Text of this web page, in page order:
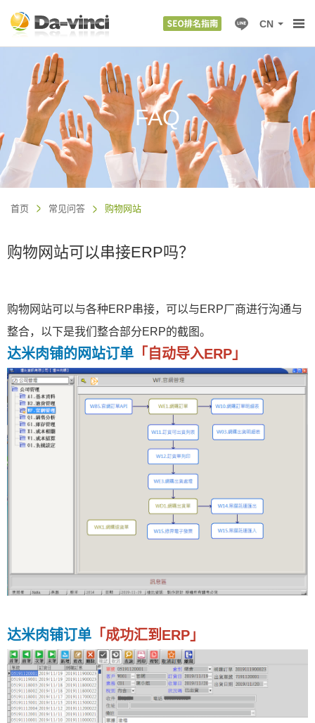
CN
FAQ
首页 常见问答 购物网站
购物网站可以串接ERP吗？
购物网站可以与各种ERP串接，可以与ERP厂商进行沟通与
整合，以下是我们整合部分ERP的截图。
达米肉铺的网站订单 「自动导入ERP」
达米肉铺订单 「成功汇到ERP」